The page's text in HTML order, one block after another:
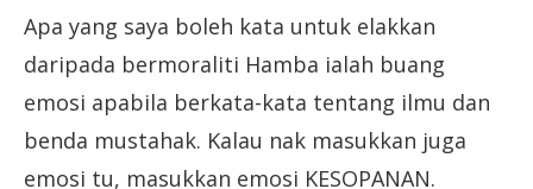
Apa yang saya boleh kata untuk elakkan
daripada bermoraliti Hamba ialah buang
emosi apabila berkata-kata tentang ilmu dan
benda mustahak. Kalau nak masukkan juga
emosi tu, masukkan emosi KESOPANAN.